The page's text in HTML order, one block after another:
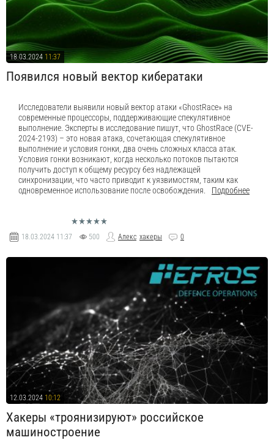
18.03.2024 11:37
Появился новый вектор кибератаки
Исследователи выявили новый вектор атаки «GhostRace» на
современные процессоры, поддерживающие спекулятивное
выполнение. Эксперты в исследование пишут, что GhostRace (CVE-
2024-2193) – это новая атака, сочетающая спекулятивное
выполнение и условия гонки, два очень сложных класса атак.
Условия гонки возникают, когда несколько потоков пытаются
получить доступ к общему ресурсу без надлежащей
синхронизации, что часто приводит к уязвимостям, таким как
одновременное использование после освобождения.
Подробнее
18.03.2024 11:37 500 Алекс хакеры 0
12.03.2024 10:12
Хакеры «троянизируют» российское
машиностроение